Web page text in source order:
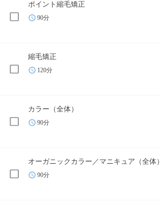
ポイント縮毛矯正
90分
縮毛矯正
120分
カラー（全体）
90分
オーガニックカラー／マニキュア（全体）
90分